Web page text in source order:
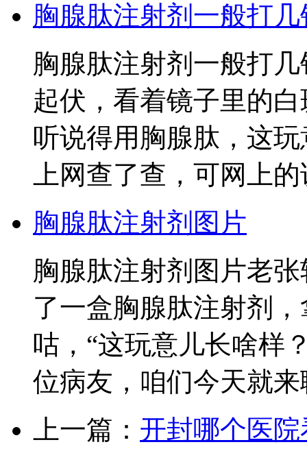
胸腺肽注射剂一般打几
胸腺肽注射剂一般打
起伏，看着镜子里的
听说得用胸腺肽，这
上网查了查，可网上
胸腺肽注射剂图片
胸腺肽注射剂图片老
了一盒胸腺肽注射剂
咕，“这玩意儿长啥样
位病友，咱们今天就来
上一篇： 开封哪个医